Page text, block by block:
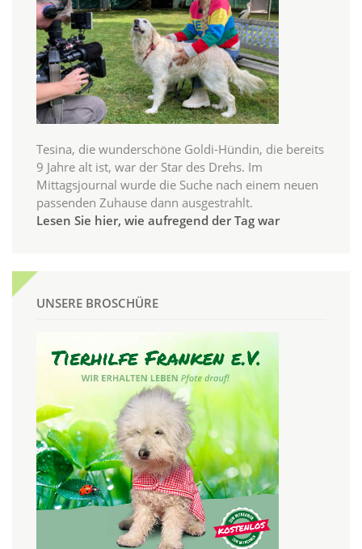
Tesina, die wunderschöne Goldi-Hündin, die bereits
9 Jahre alt ist, war der Star des Drehs. Im
Mittagsjournal wurde die Suche nach einem neuen
passenden Zuhause dann ausgestrahlt.
Lesen Sie hier, wie aufregend der Tag war
UNSERE BROSCHÜRE